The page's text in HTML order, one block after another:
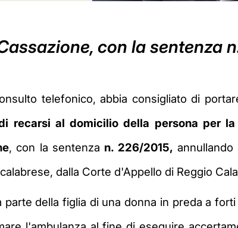
con la sentenza
telefonico, abbia consigliato di
recarsi al domicilio della persona per
, con la sentenza n. 226/2015,
dalla Corte d'Appello di Reggio
della figlia di una donna in preda a